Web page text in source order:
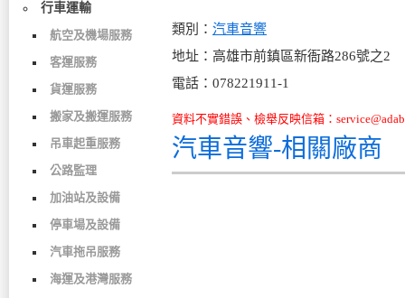
行車運輸
航空及機場服務
客運服務
貨運服務
搬家及搬運服務
吊車起重服務
公路監理
加油站及設備
停車場及設備
汽車拖吊服務
海運及港灣服務
類別： 汽車音響
地址：高雄市前鎮區新衙路286號之2
電話：078221911-1
資料不實錯誤、檢舉反映信箱：
汽車音響-相關廠商